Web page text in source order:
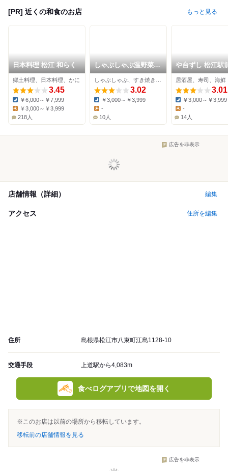
[PR] 近くの和食のお店 もっと見る
日本料理 松江 和らく
郷土料理、日本料理、かに
3.45
Dinner:
￥6,000～￥7,999
￥3,000～￥3,999
218人
しゃぶしゃぶ温野菜
松江駅前店
3.02
Dinner:
￥3,000～￥3,999
Lunch:
-
10人
や台ずし 松江駅
居酒屋、寿司、海鮮
3.01
Dinner:
￥3,000～￥3,999
Lunch:
-
14人
広告を非表示
店舗情報（詳細） 編集
アクセス 住所を編集
住所 島根県松江市八束町江島1128-10
交通手段 上道駅から4,083m
食べログアプリで地図を開く
※このお店は以前の場所から移転しています。
移転前の店舗情報を見る
広告を非表示